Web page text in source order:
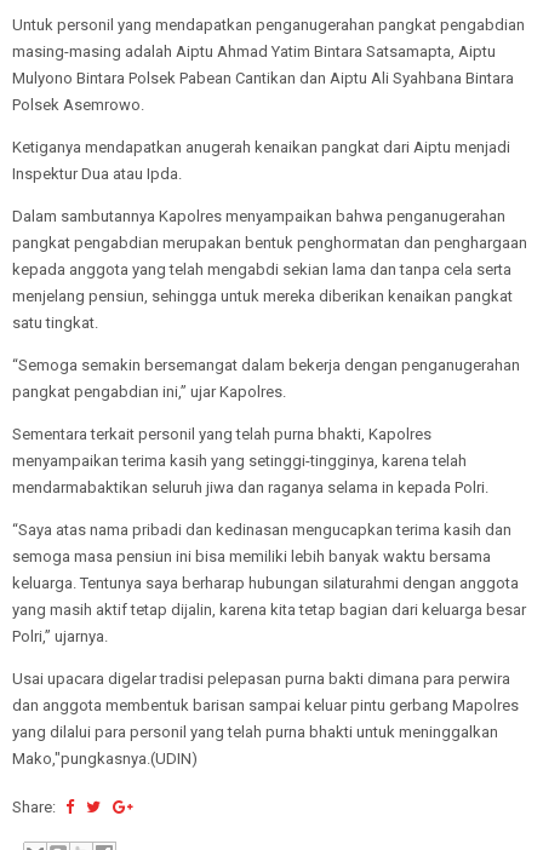
Untuk personil yang mendapatkan penganugerahan pangkat pengabdian
masing-masing adalah Aiptu Ahmad Yatim Bintara Satsamapta, Aiptu
Mulyono Bintara Polsek Pabean Cantikan dan Aiptu Ali Syahbana Bintara
Polsek Asemrowo.
Ketiganya mendapatkan anugerah kenaikan pangkat dari Aiptu menjadi
Inspektur Dua atau Ipda.
Dalam sambutannya Kapolres menyampaikan bahwa penganugerahan
pangkat pengabdian merupakan bentuk penghormatan dan penghargaan
kepada anggota yang telah mengabdi sekian lama dan tanpa cela serta
menjelang pensiun, sehingga untuk mereka diberikan kenaikan pangkat
satu tingkat.
“Semoga semakin bersemangat dalam bekerja dengan penganugerahan
pangkat pengabdian ini,” ujar Kapolres.
Sementara terkait personil yang telah purna bhakti, Kapolres
menyampaikan terima kasih yang setinggi-tingginya, karena telah
mendarmabaktikan seluruh jiwa dan raganya selama in kepada Polri.
“Saya atas nama pribadi dan kedinasan mengucapkan terima kasih dan
semoga masa pensiun ini bisa memiliki lebih banyak waktu bersama
keluarga. Tentunya saya berharap hubungan silaturahmi dengan anggota
yang masih aktif tetap dijalin, karena kita tetap bagian dari keluarga besar
Polri,” ujarnya.
Usai upacara digelar tradisi pelepasan purna bakti dimana para perwira
dan anggota membentuk barisan sampai keluar pintu gerbang Mapolres
yang dilalui para personil yang telah purna bhakti untuk meninggalkan
Mako,"pungkasnya.(UDIN)
Share: